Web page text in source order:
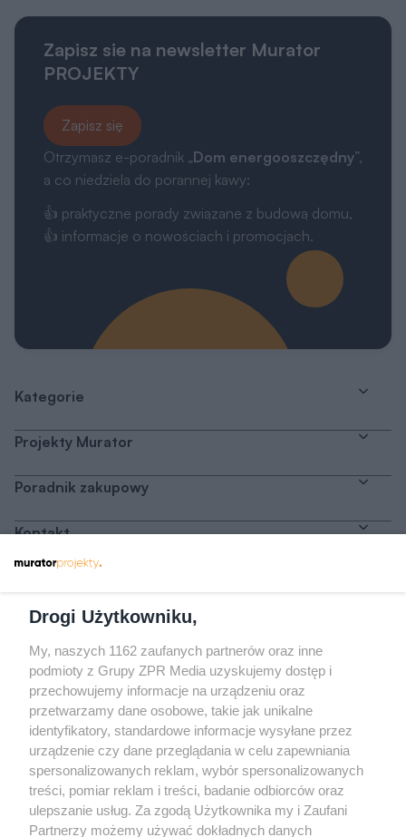
Zapisz sie na newsletter Murator
PROJEKTY
Zapisz się
Otrzymasz e-poradnik „Dom energooszczędny”,
a co niedziela do porannej kawy:
👍 praktyczne porady związane z budową domu,
👍 informacje o nowościach i promocjach.
Kategorie
Projekty Murator
Poradnik zakupowy
Kontakt
Odwiedź grupę na Facebooku
Gdybym budował drugi raz - mądry Polak
przed budową
Forum Muratora
Drogi Użytkowniku,
My, naszych 1162 zaufanych partnerów oraz inne
podmioty z Grupy ZPR Media uzyskujemy dostęp i
przechowujemy informacje na urządzeniu oraz
przetwarzamy dane osobowe, takie jak unikalne
identyfikatory, standardowe informacje wysyłane przez
urządzenie czy dane przeglądania w celu zapewniania
spersonalizowanych reklam, wybór spersonalizowanych
treści, pomiar reklam i treści, badanie odbiorców oraz
ulepszanie usług. Za zgodą Użytkownika my i Zaufani
Partnerzy możemy używać dokładnych danych